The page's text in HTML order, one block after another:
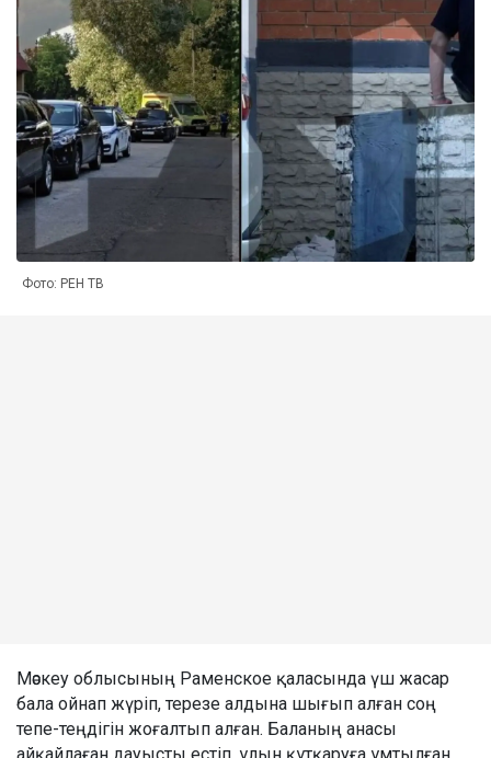
Фото: РЕН ТВ
Мәскеу облысының Раменское қаласында үш жасар
бала ойнап жүріп, терезе алдына шығып алған соң
тепе-теңдігін жоғалтып алған. Баланың анасы